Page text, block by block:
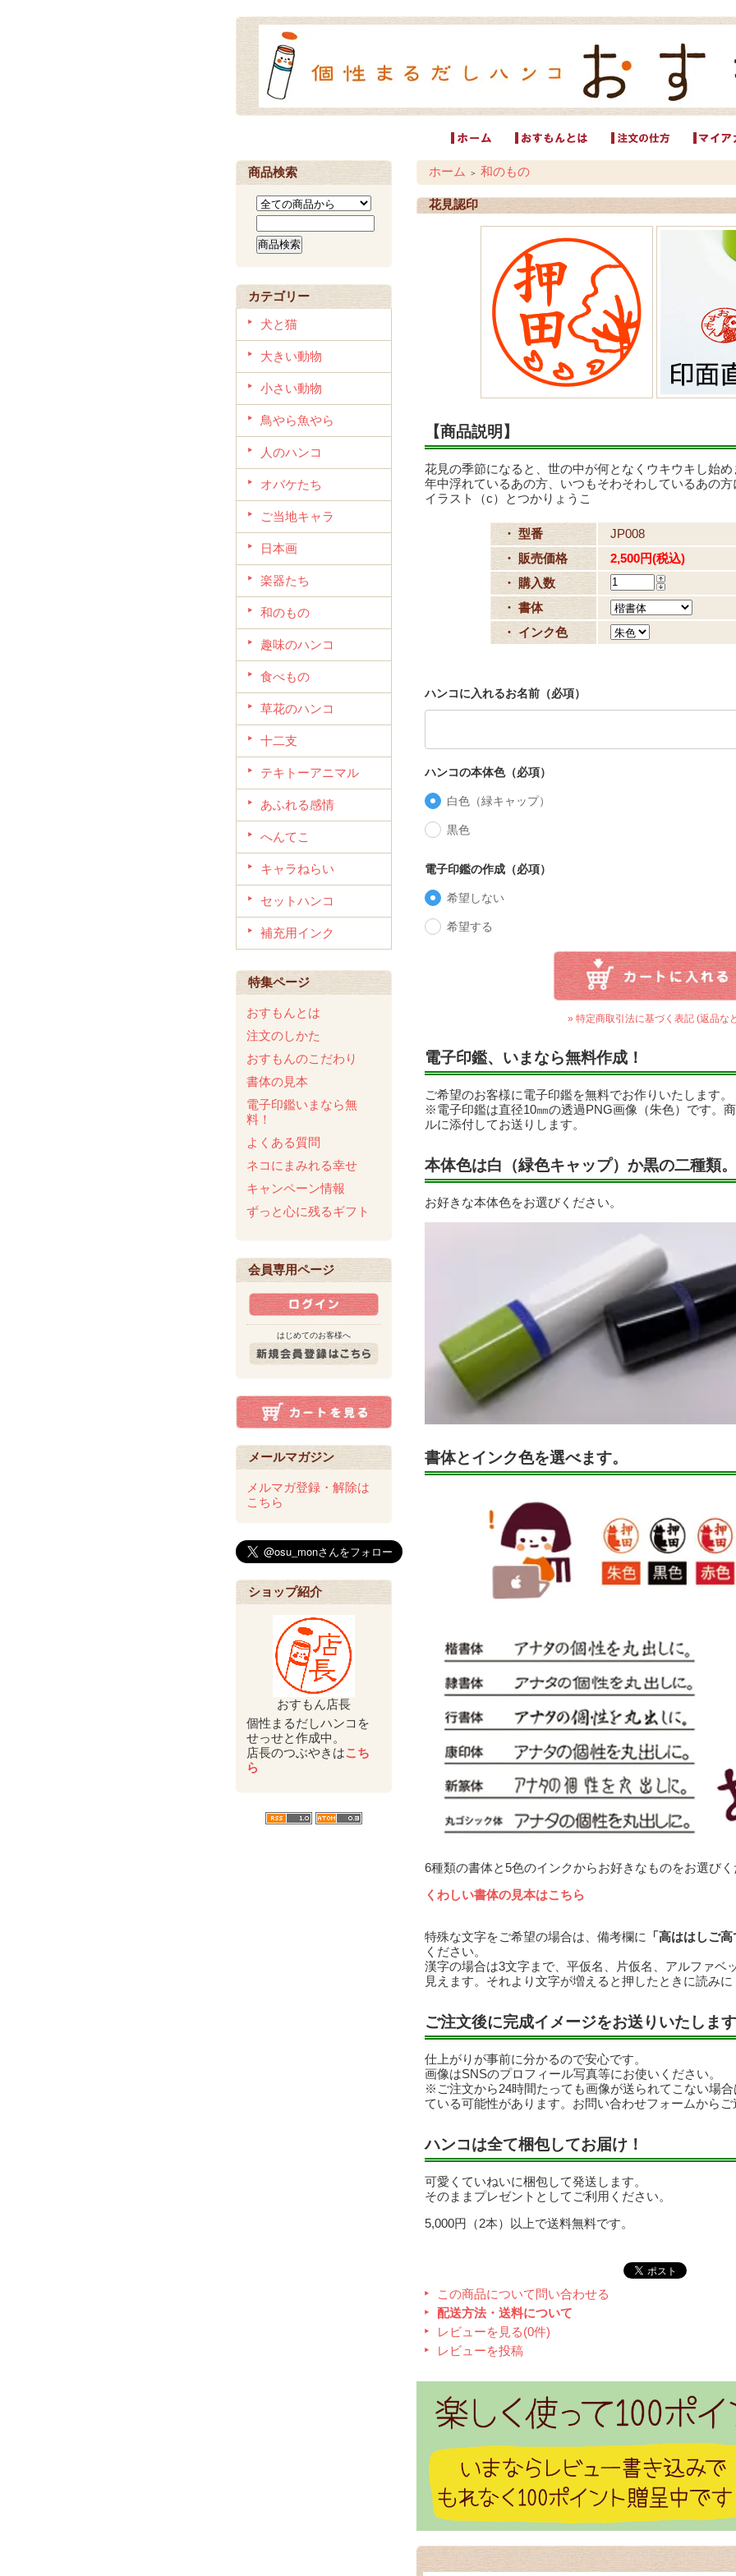
商品検索
カテゴリー
犬と猫
大きい動物
小さい動物
鳥やら魚やら
人のハンコ
オバケたち
ご当地キャラ
日本画
楽器たち
和のもの
趣味のハンコ
食べもの
草花のハンコ
十二支
テキトーアニマル
あふれる感情
へんてこ
キャラねらい
セットハンコ
補充用インク
特集ページ
おすもんとは
注文のしかた
おすもんのこだわり
書体の見本
電子印鑑いまなら無
料！
よくある質問
ネコにまみれる幸せ
キャンペーン情報
ずっと心に残るギフト
会員専用ページ
はじめてのお客様へ
メールマガジン
メルマガ登録・解除は
こちら
ショップ紹介
おすもん店長
個性まるだしハンコを
せっせと作成中。
店長のつぶやきはこち
ら
ホーム ＞ 和のもの
花見認印
【商品説明】
花見の季節になると、世の中が何となくウキウキし始め
年中浮れているあの方、いつもそわそわしているあの
イラスト（c）とつかりょうこ
・ 型番
JP008
・ 販売価格
2,500円(税込)
・ 購入数
・ 書体
・ インク色
ハンコに入れるお名前（必項）
ハンコの本体色（必項）
白色（緑キャップ）
黒色
電子印鑑の作成（必項）
希望しない
希望する
» 特定商取引法に基づく表記 (返品な
電子印鑑、いまなら無料作成！
ご希望のお客様に電子印鑑を無料でお作りいたします。
※電子印鑑は直径10㎜の透過PNG画像（朱色）です。
ルに添付してお送りします。
本体色は白（緑色キャップ）か黒の二種類。
お好きな本体色をお選びください。
書体とインク色を選べます。
6種類の書体と5色のインクからお好きなものをお選び
くわしい書体の見本はこちら
特殊な文字をご希望の場合は、備考欄に
「高ははしご
ください。
漢字の場合は3文字まで、平仮名、片仮名、アルファベ
見えます。それより文字が増えると押したときに読み
ご注文後に完成イメージをお送りいたしま
仕上がりが事前に分かるので安心です。
画像はSNSのプロフィール写真等にお使いください。
※ご注文から24時間たっても画像が送られてこない場
ている可能性があります。お問い合わせフォームから
ハンコは全て梱包してお届け！
可愛くていねいに梱包して発送します。
そのままプレゼントとしてご利用ください。
5,000円（2本）以上で送料無料です。
この商品について問い合わせる
配送方法・送料について
レビューを見る(0件)
レビューを投稿